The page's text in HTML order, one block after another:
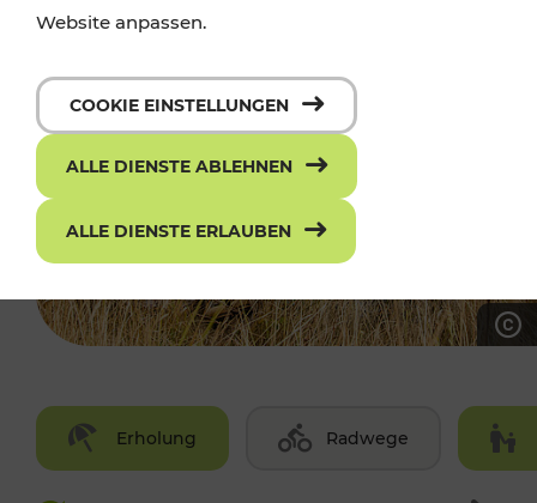
Erholung Radwege
Website anpassen.
COOKIE EINSTELLUNGEN
ALLE DIENSTE ABLEHNEN
ALLE DIENSTE ERLAUBEN